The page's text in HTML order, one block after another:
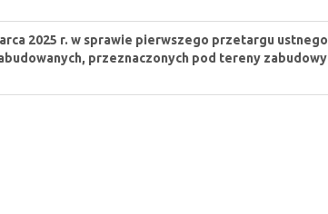
2025 r. w sprawie pierwszego przetargu ustnego
przeznaczonych pod tereny zabudowy